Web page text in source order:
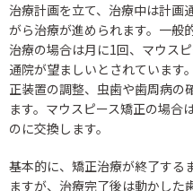
治療計画を立て、治療中は計画
がら治療が進められます。一般
治療の場合は月に1回、マウス
通院が望ましいとされています
正装置の調整、虫歯や歯周病の
ます。マウスピース矯正の場合
のに交換します。
基本的に、矯正治療が終了する
ますが、治療完了後は動かした